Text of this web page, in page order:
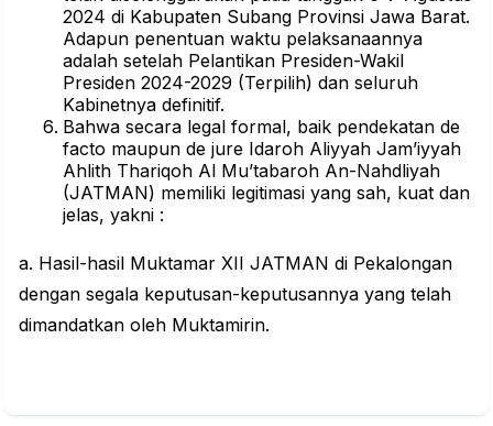
2024 di Kabupaten Subang Provinsi Jawa Barat.
Adapun penentuan waktu pelaksanaannya
adalah setelah Pelantikan Presiden-Wakil
Presiden 2024-2029 (Terpilih) dan seluruh
Kabinetnya definitif.
Bahwa secara legal formal, baik pendekatan de
facto maupun de jure Idaroh Aliyyah Jam’iyyah
Ahlith Thariqoh Al Mu’tabaroh An-Nahdliyah
(JATMAN) memiliki legitimasi yang sah, kuat dan
jelas, yakni :
a. Hasil-hasil Muktamar XII JATMAN di Pekalongan
dengan segala keputusan-keputusannya yang telah
dimandatkan oleh Muktamirin.